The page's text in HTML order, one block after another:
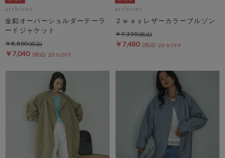
archives
金釦オーバーショルダーテーラ
ードジャケット
￥7,040 20％OFF
￥8,800
archives
２ｗａｙレザーカラーブルゾン
￥7,480 20％OFF
￥9,350